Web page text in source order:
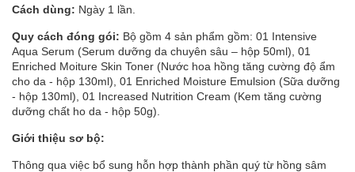
Cách dùng: Ngày 1 lần.
Quy cách đóng gói: Bộ gồm 4 sản phẩm gồm: 01 Intensive
Aqua Serum (Serum dưỡng da chuyên sâu – hộp 50ml), 01
Enriched Moiture Skin Toner (Nước hoa hồng tăng cường độ ẩm
cho da - hộp 130ml), 01 Enriched Moisture Emulsion (Sữa dưỡng
- hộp 130ml), 01 Increased Nutrition Cream (Kem tăng cường
dưỡng chất ho da - hộp 50g).
Giới thiệu sơ bộ:
Thông qua việc bổ sung hỗn hợp thành phần quý từ hồng sâm